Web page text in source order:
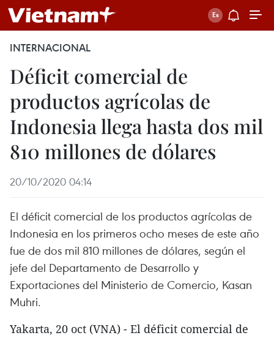
INTERNACIONAL
Déficit comercial de
productos agrícolas de
Indonesia llega hasta dos mil
810 millones de dólares
20/10/2020 04:14
El déficit comercial de los productos agrícolas de
Indonesia en los primeros ocho meses de este año
fue de dos mil 810 millones de dólares, según el
jefe del Departamento de Desarrollo y
Exportaciones del Ministerio de Comercio, Kasan
Muhri.
Yakarta, 20 oct (VNA) - El déficit comercial de